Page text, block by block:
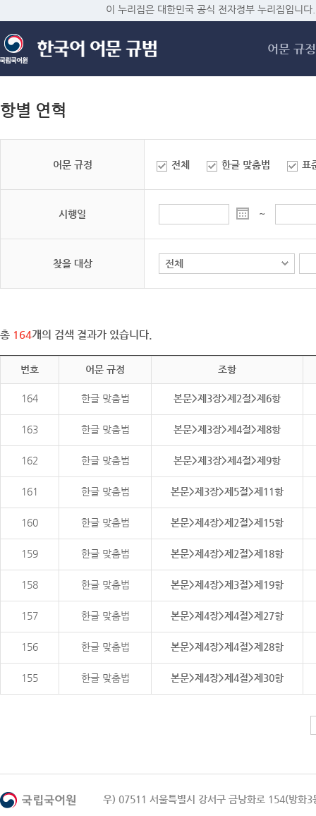
메
이 누리집은 대한민국 공식 전자정부 누리집입니다.
어문 규정
항별 연혁
어문 규정 전체 한글 맞춤법 표
시행일 ~
찾을 대상
총 164개의 검색 결과가 있습니다.
번호 어문 규정 조항
164 한글 맞춤법 본문>제3장>제2절>제6항
163 한글 맞춤법 본문>제3장>제4절>제8항
162 한글 맞춤법 본문>제3장>제4절>제9항
161 한글 맞춤법 본문>제3장>제5절>제11항
160 한글 맞춤법 본문>제4장>제2절>제15항
159 한글 맞춤법 본문>제4장>제2절>제18항
158 한글 맞춤법 본문>제4장>제3절>제19항
157 한글 맞춤법 본문>제4장>제4절>제27항
156 한글 맞춤법 본문>제4장>제4절>제28항
155 한글 맞춤법 본문>제4장>제4절>제30항
우) 07511 서울특별시 강서구 금낭화로 154(방화3